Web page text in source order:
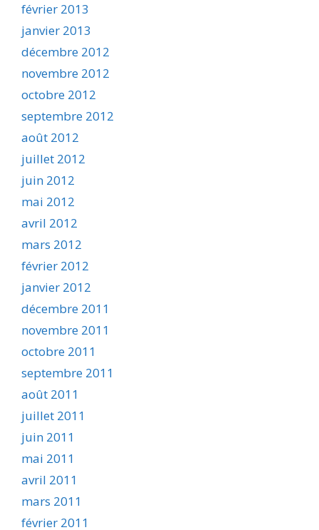
février 2013
janvier 2013
décembre 2012
novembre 2012
octobre 2012
septembre 2012
août 2012
juillet 2012
juin 2012
mai 2012
avril 2012
mars 2012
février 2012
janvier 2012
décembre 2011
novembre 2011
octobre 2011
septembre 2011
août 2011
juillet 2011
juin 2011
mai 2011
avril 2011
mars 2011
février 2011